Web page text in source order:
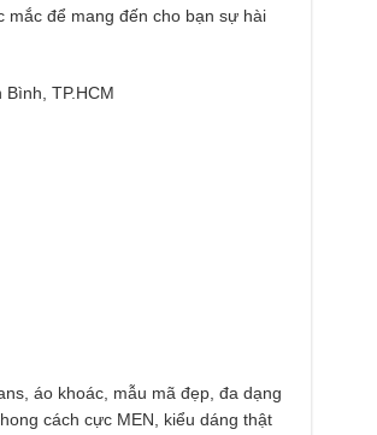
mắc để mang đến cho bạn sự hài
TP.HCM
áo khoác, mẫu mã đẹp, đa dạng
cách cực MEN, kiểu dáng thật